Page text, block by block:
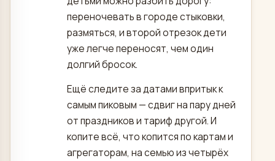
переночевать в городе стыковки,
размяться, и второй отрезок дети
уже легче переносят, чем один
долгий бросок.
Ещё следите за датами впритык к
самым пиковым — сдвиг на пару дней
от праздников и тариф другой. И
копите всё, что копится по картам и
агрегаторам, на семью из четырёх